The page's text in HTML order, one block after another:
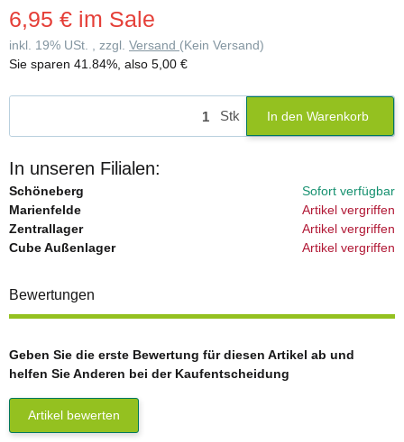
6,95 € im Sale
inkl. 19% USt. , zzgl. Versand (Kein Versand)
Sie sparen 41.84% , also 5,00 €
Stk In den Warenkorb
In unseren Filialen:
Schöneberg
Sofort verfügbar
Marienfelde
Artikel vergriffen
Zentrallager
Artikel vergriffen
Cube Außenlager
Artikel vergriffen
Bewertungen
Geben Sie die erste Bewertung für diesen Artikel ab und
helfen Sie Anderen bei der Kaufentscheidung
Artikel bewerten